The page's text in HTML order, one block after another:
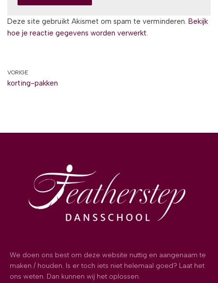
Deze site gebruikt Akismet om spam te verminderen. Bekijk
hoe je reactie gegevens worden verwerkt.
VORIGE
korting-pakken
We doen ons best om deze website nuttig en aangenaam te
maken / houden. Is er toch iets niet helemaal goed? Laat het
ons weten. Dan kunnen wij het oplossen.